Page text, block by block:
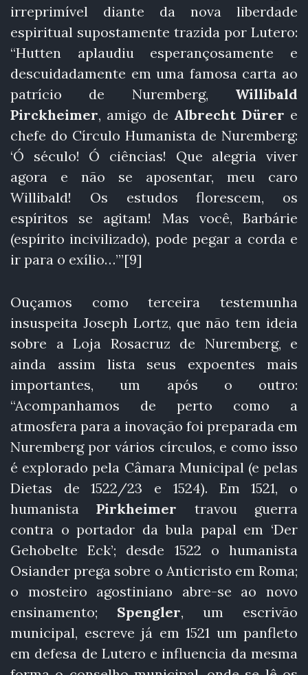
irreprimível diante da nova liberdade
espiritual supostamente trazida por Lutero:
“Hutten aplaudiu esperançosamente e
descuidadamente em uma famosa carta ao
patrício de Nuremberg, Willibald
Pirckheimer, amigo de Albrecht Dürer e
chefe do Círculo Humanista de Nuremberg:
‘Ó século! Ó ciências! Que alegria viver
agora e não se aposentar, meu caro
Willibald! Os estudos florescem, os
espíritos se agitam! Mas você, Barbárie
(espírito incivilizado), pode pegar a corda e
ir para o exílio…”’[9]
Ouçamos como terceira testemunha
insuspeita Joseph Lortz, que não tem ideia
sobre a Loja Rosacruz de Nuremberg, e
ainda assim lista seus expoentes mais
importantes, um após o outro:
“Acompanhamos de perto como a
atmosfera para a inovação foi preparada em
Nuremberg por vários círculos, e como isso
é explorado pela Câmara Municipal (e pelas
Dietas de 1522/23 e 1524). Em 1521, o
humanistaPirkheimer travou guerra
contra o portador da bula papal em ‘Der
Gehobelte Eck’; desde 1522 o humanista
Osiander prega sobre o Anticristo em Roma;
o mosteiro agostiniano abre-se ao novo
ensinamento; Spengler, um escrivão
municipal, escreve já em 1521 um panfleto
em defesa de Lutero e influencia da mesma